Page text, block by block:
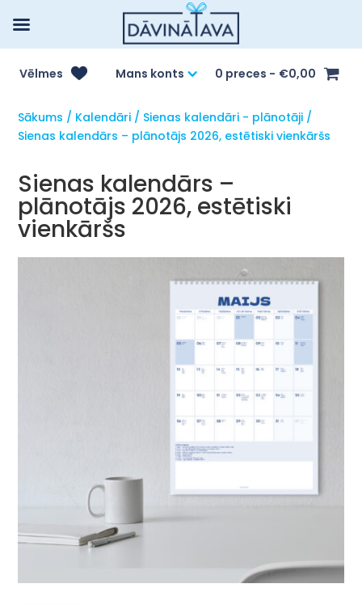
Vēlmes Mans konts 0 preces €0,00
Sākums / Kalendāri / Sienas kalendāri - plānotāji /
Sienas kalendārs – plānotājs 2026, estētiski vienkāršs
Sienas kalendārs –
plānotājs 2026, estētiski
vienkāršs